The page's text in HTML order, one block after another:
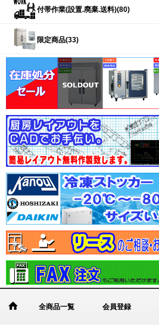
付帯作業(設置.廃棄.送料)(80)
限定商品(33)
全商品一覧 会員登録